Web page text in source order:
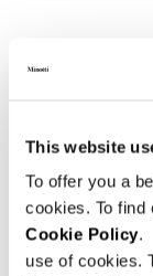
This website
To offer you a
cookies. To find
Cookie Policy.
use of cookies.
View